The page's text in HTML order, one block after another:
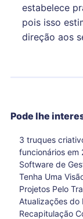
estabelece
pois isso
direção aos
Pode lhe
3 truques
funcionários em
Software de
Tenha Uma
Projetos Pelo
Atualizações do
Recapitulação